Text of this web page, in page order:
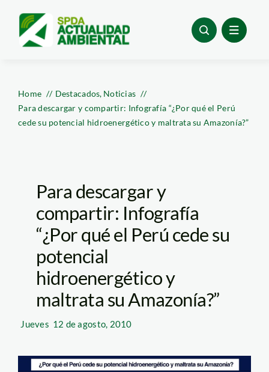
content
Home Destacados Noticias
Para descargar y compartir: Infografía “¿Por qué el Perú
cede su potencial hidroenergético y maltrata su Amazonía?”
Para descargar y
compartir: Infografía
“¿Por qué el Perú cede su
potencial
hidroenergético y
maltrata su Amazonía?”
Jueves 12 de agosto, 2010